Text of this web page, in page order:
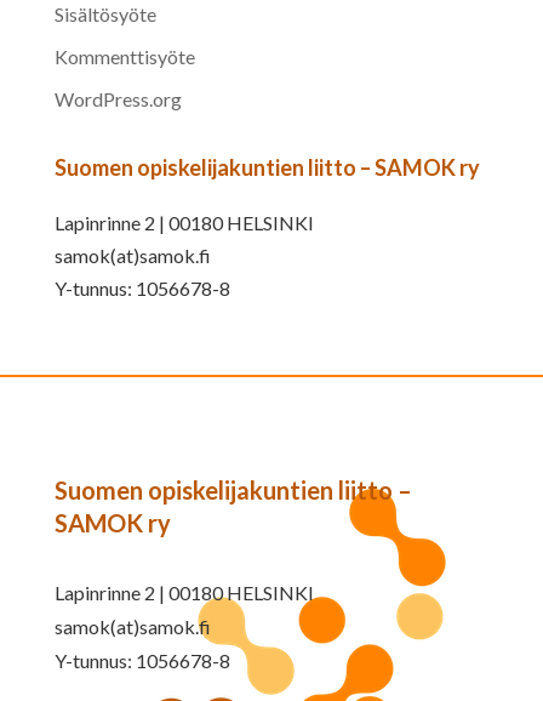
Sisältösyöte
Kommenttisyöte
WordPress.org
Suomen opiskelijakuntien liitto – SAMOK ry
Lapinrinne 2 | 00180 HELSINKI
samok(at)samok.fi
Y-tunnus: 1056678-8
Suomen opiskelijakuntien liitto –
SAMOK ry
Lapinrinne 2 | 00180 HELSINKI
samok(at)samok.fi
Y-tunnus: 1056678-8